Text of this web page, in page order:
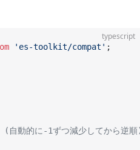
typescript
'es-toolkit/compat' ;
的に-1ずつ減少してから逆